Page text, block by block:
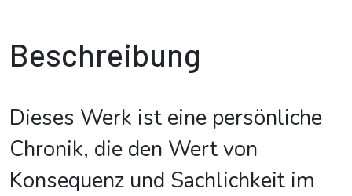
Beschreibung
Dieses Werk ist eine persönliche
Chronik, die den Wert von
Konsequenz und Sachlichkeit im